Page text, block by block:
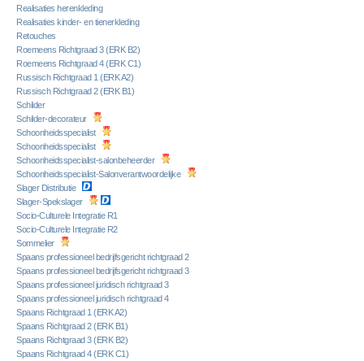
Realisaties herenkleding
Realisaties kinder- en tienerkleding
Retouches
Roemeens Richtgraad 3 (ERK B2)
Roemeens Richtgraad 4 (ERK C1)
Russisch Richtgraad 1 (ERK A2)
Russisch Richtgraad 2 (ERK B1)
Schilder
Schilder-decorateur
Schoonheidsspecialist
Schoonheidsspecialist
Schoonheidsspecialist-salonbeheerder
Schoonheidsspecialist-Salonverantwoordelijke
Slager Distributie
Slager-Spekslager
Socio-Culturele Integratie R1
Socio-Culturele Integratie R2
Sommelier
Spaans professioneel bedrijfsgericht richtgraad 2
Spaans professioneel bedrijfsgericht richtgraad 3
Spaans professioneel juridisch richtgraad 3
Spaans professioneel juridisch richtgraad 4
Spaans Richtgraad 1 (ERK A2)
Spaans Richtgraad 2 (ERK B1)
Spaans Richtgraad 3 (ERK B2)
Spaans Richtgraad 4 (ERK C1)